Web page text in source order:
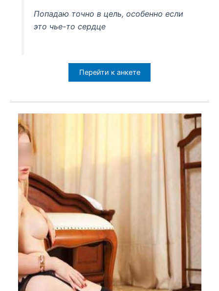
Попадаю точно в цель, особенно если
это чье-то сердце
Перейти к анкете